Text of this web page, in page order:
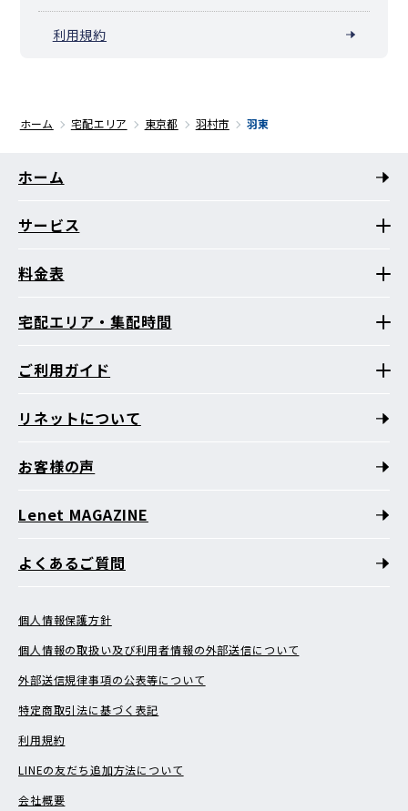
利用規約
ホーム 宅配エリア 東京都 羽村市 羽東
ホーム
サービス
料金表
宅配エリア・集配時間
ご利用ガイド
リネットについて
お客様の声
Lenet MAGAZINE
よくあるご質問
個人情報保護方針
個人情報の取扱い及び利用者情報の外部送信について
外部送信規律事項の公表等について
特定商取引法に基づく表記
利用規約
LINEの友だち追加方法について
会社概要